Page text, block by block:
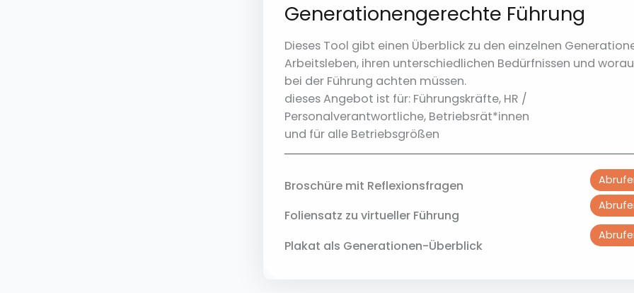
Generationengerechte Führung
Dieses Tool gibt einen Überblick zu den einzelnen
Arbeitsleben, ihren unterschiedlichen Bedürfnissen und
bei der Führung achten müssen.
dieses Angebot ist für: Führungskräfte, HR /
Personalverantwortliche, Betriebsrät*innen
und für alle Betriebsgrößen
Broschüre mit Reflexionsfragen​
Foliensatz zu virtueller Führung
Plakat als Generationen-Überblick